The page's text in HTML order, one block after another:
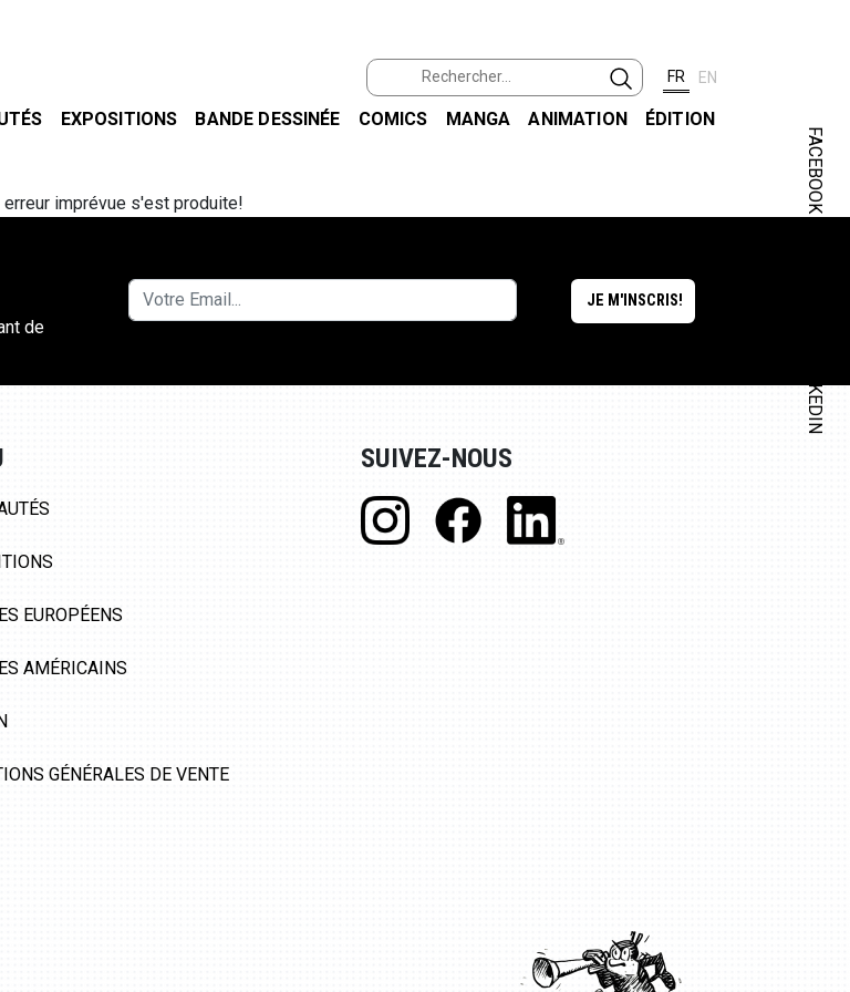
FR EN
EXPOSITIONS BANDE DESSINÉE COMICS MANGA ANIMATION ÉDITION
FACEBOOK
LINKEDIN
erreur imprévue s'est produite!
de
EUROPÉENS
AMÉRICAINS
GÉNÉRALES DE VENTE
SUIVEZ-NOUS